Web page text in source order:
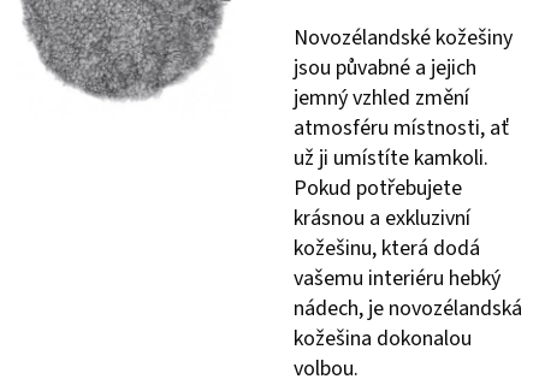
Novozélandské kožešiny
jsou půvabné a jejich
jemný vzhled změní
atmosféru místnosti, ať
už ji umístíte kamkoli.
Pokud potřebujete
krásnou a exkluzivní
kožešinu, která dodá
vašemu interiéru hebký
nádech, je novozélandská
kožešina dokonalou
volbou.